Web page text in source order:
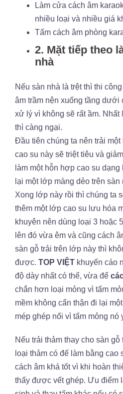
Làm cửa cách âm
nhiều loại và nhiều giá
Tấm cách âm phòng
2. Mặt tiếp theo
nhà
Nếu sàn nhà là trệt thì thi
âm trầm nện xuống tầng dưới
xử lý vì không sẽ rất ầm. Nhất
thì càng ngại.
Đầu tiên chúng ta nên trải
cao su này sẽ triệt tiêu và
làm một hỗn hợp cao su
lại một lớp màng dẻo trên sàn
Xong lớp này rồi thì chúng ta
thêm một lớp cao su lưu hóa
khuyên nên dùng loại 3 hoặc
lên đó vừa êm và cũng cách
sàn gỗ trải trên lớp này thì
được. TOP VIỆT khuyến cáo
độ dày nhất có thể, vừa để
chắn hơn loại mỏng vì tấm
mềm không cẩn thận đi lại
mép ghép nối vì tấm mỏng nó
Nếu trải thảm thay cho sàn
loại thảm có đế làm bằng cao
cách âm khá tốt vì khi hoàn
thấy được vết ghép. Ưu điểm